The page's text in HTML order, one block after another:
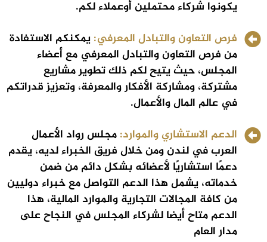
يكونوا شركاء محتملين أوعملاء لكم.
فرص التعاون والتبادل المعرفي: يمكنكم الاستفادة
من فرص التعاون والتبادل المعرفي مع أعضاء
المجلس، حيث يتيح لكم ذلك تطوير مشاريع
مشتركة، ومشاركة الأفكار والمعرفة، وتعزيز قدراتكم
في عالم المال والأعمال.
الدعم الاستشاري والموارد: مجلس رواد الأعمال
العرب في لندن ومن خلال فريق الخبراء لديه، يقدم
دعمًا استشاريًا لأعضائه بشكل دائم من ضمن
خدماته، يشمل هذا الدعم التواصل مع خبراء دوليين
من كافة المجالات التجارية والموارد المالية، هذا
الدعم متاح أيضا لشركاء المجلس في النجاح على
مدار العام